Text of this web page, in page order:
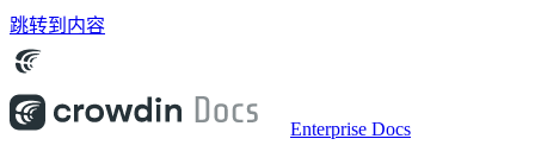
跳转到内容
Enterprise Docs